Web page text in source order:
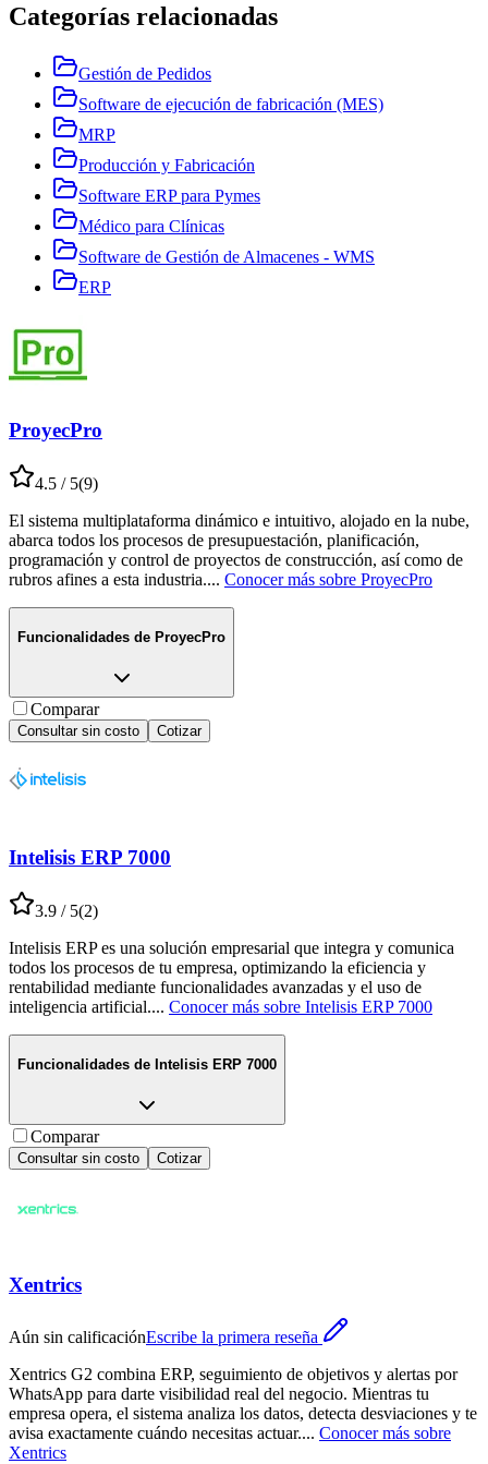
Categorías relacionadas
Gestión de Pedidos
Software de ejecución de fabricación (MES)
MRP
Producción y Fabricación
Software ERP para Pymes
Médico para Clínicas
Software de Gestión de Almacenes - WMS
ERP
ProyecPro
4.5 / 5(9)
El sistema multiplataforma dinámico e intuitivo, alojado en la nube,
abarca todos los procesos de presupuestación, planificación,
programación y control de proyectos de construcción, así como de
rubros afines a esta industria.... Conocer más sobre ProyecPro
Funcionalidades de ProyecPro
Comparar
Consultar sin costo Cotizar
Intelisis ERP 7000
3.9 / 5(2)
Intelisis ERP es una solución empresarial que integra y comunica
todos los procesos de tu empresa, optimizando la eficiencia y
rentabilidad mediante funcionalidades avanzadas y el uso de
inteligencia artificial.... Conocer más sobre Intelisis ERP 7000
Funcionalidades de Intelisis ERP 7000
Comparar
Consultar sin costo Cotizar
Xentrics
Aún sin calificaciónEscribe la primera reseña
Xentrics G2 combina ERP, seguimiento de objetivos y alertas por
WhatsApp para darte visibilidad real del negocio. Mientras tu
empresa opera, el sistema analiza los datos, detecta desviaciones y te
avisa exactamente cuándo necesitas actuar.... Conocer más sobre
Xentrics